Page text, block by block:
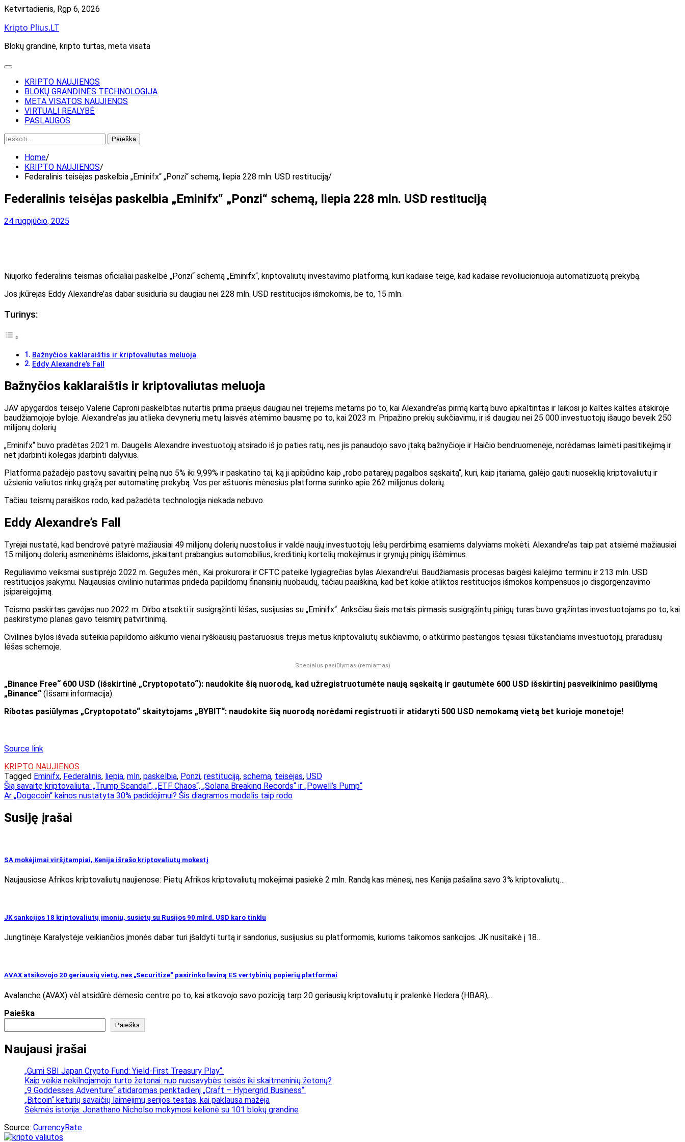
Skip
content
Ketvirtadienis, Rgp 6, 2026
Kripto Plius.LT
Blokų grandinė, kripto turtas, meta visata
KRIPTO NAUJIENOS
BLOKŲ GRANDINĖS TECHNOLOGIJA
META VISATOS NAUJIENOS
VIRTUALI REALYBĖ
PASLAUGOS
Ieškoti:
Home
KRIPTO NAUJIENOS
Federalinis teisėjas paskelbia „Eminifx“ „Ponzi“ schemą, liepia 228 mln. USD restituciją
Federalinis teisėjas paskelbia „Eminifx“ „Ponzi“ schemą, liepia 228 mln. USD restituciją
24 rugpjūčio, 2025
Niujorko federalinis teismas oficialiai paskelbė „Ponzi“ schemą „Eminifx“, kriptovaliutų investavimo platformą, kuri kadaise teigė, kad kadaise revoliucionuoja automatizuotą prekybą.
Jos įkūrėjas Eddy Alexandre’as dabar susiduria su daugiau nei 228 mln. USD restitucijos išmokomis, be to, 15 mln.
Turinys:
Bažnyčios kaklaraištis ir kriptovaliutas meluoja
Eddy Alexandre’s Fall
Bažnyčios kaklaraištis ir kriptovaliutas meluoja
JAV apygardos teisėjo Valerie Caproni paskelbtas nutartis priima praėjus daugiau nei trejiems metams po to, kai Alexandre’as pirmą kartą buvo apkaltintas ir laikosi jo kaltės kaltės atskiroje
baudžiamojoje byloje. Alexandre’as jau atlieka devynerių metų laisvės atėmimo bausmę po to, kai 2023 m. Pripažino prekių sukčiavimu, ir iš daugiau nei 25 000 investuotojų išaugo beveik 250
milijonų dolerių.
„Eminifx“ buvo pradėtas 2021 m. Daugelis Alexandre investuotojų atsirado iš jo paties ratų, nes jis panaudojo savo įtaką bažnyčioje ir Haičio bendruomenėje, norėdamas laimėti pasitikėjimą ir
net įdarbinti kolegas įdarbinti dalyvius.
Platforma pažadėjo pastovų savaitinį pelną nuo 5% iki 9,99% ir paskatino tai, ką ji apibūdino kaip „robo patarėjų pagalbos sąskaitą“, kuri, kaip įtariama, galėjo gauti nuoseklią kriptovaliutų ir
užsienio valiutos rinkų grąžą per automatinę prekybą. Vos per aštuonis mėnesius platforma surinko apie 262 milijonus dolerių.
Tačiau teismų paraiškos rodo, kad pažadėta technologija niekada nebuvo.
Eddy Alexandre’s Fall
Tyrėjai nustatė, kad bendrovė patyrė mažiausiai 49 milijonų dolerių nuostolius ir valdė naujų investuotojų lėšų perdirbimą esamiems dalyviams mokėti. Alexandre’as taip pat atsiėmė mažiausiai
15 milijonų dolerių asmeninėms išlaidoms, įskaitant prabangius automobilius, kreditinių kortelių mokėjimus ir grynųjų pinigų išėmimus.
Reguliavimo veiksmai sustiprėjo 2022 m. Gegužės mėn., Kai prokurorai ir CFTC pateikė lygiagrečias bylas Alexandre’ui. Baudžiamasis procesas baigėsi kalėjimo terminu ir 213 mln. USD
restitucijos įsakymu. Naujausias civilinio nutarimas prideda papildomų finansinių nuobaudų, tačiau paaiškina, kad bet kokie atliktos restitucijos išmokos kompensuos jo disgorgenzavimo
įsipareigojimą.
Teismo paskirtas gavėjas nuo 2022 m. Dirbo atsekti ir susigrąžinti lėšas, susijusias su „Eminifx“. Anksčiau šiais metais pirmasis susigrąžintų pinigų turas buvo grąžintas investuotojams po to, kai
paskirstymo planas gavo teisminį patvirtinimą.
Civilinės bylos išvada suteikia papildomo aiškumo vienai ryškiausių pastaruosius trejus metus kriptovaliutų sukčiavimo, o atkūrimo pastangos tęsiasi tūkstančiams investuotojų, praradusių
lėšas schemoje.
Specialus pasiūlymas (remiamas)
„Binance Free“ 600 USD (išskirtinė „Cryptopotato“): naudokite šią nuorodą, kad užregistruotumėte naują sąskaitą ir gautumėte 600 USD išskirtinį pasveikinimo pasiūlymą
„Binance“ (Išsami informacija).
Ribotas pasiūlymas „Cryptopotato“ skaitytojams „BYBIT“: naudokite šią nuorodą norėdami registruoti ir atidaryti 500 USD nemokamą vietą bet kurioje monetoje!
Source link
KRIPTO NAUJIENOS
Tagged Eminifx, Federalinis, liepia, mln, paskelbia, Ponzi, restituciją, schemą, teisėjas, USD
Navigacija
tarp
įrašų
Šią savaitę kriptovaliuta: „Trump Scandal“, „ETF Chaos“, „Solana Breaking Records“ ir „Powell’s Pump“
Ar „Dogecoin“ kainos nustatyta 30% padidėjimui? Šis diagramos modelis taip rodo
Susiję įrašai
SA mokėjimai viršįtampiai, Kenija išrašo kriptovaliutų mokestį
Naujausiose Afrikos kriptovaliutų naujienose: Pietų Afrikos kriptovaliutų mokėjimai pasiekė 2 mln. Randą kas mėnesį, nes Kenija pašalina savo 3% kriptovaliutų…
JK sankcijos 18 kriptovaliutų įmonių, susietų su Rusijos 90 mlrd. USD karo tinklu
Jungtinėje Karalystėje veikiančios įmonės dabar turi įšaldyti turtą ir sandorius, susijusius su platformomis, kurioms taikomos sankcijos. JK nusitaikė į 18…
AVAX atsikovojo 20 geriausių vietų, nes „Securitize“ pasirinko laviną ES vertybinių popierių platformai
Avalanche (AVAX) vėl atsidūrė dėmesio centre po to, kai atkovojo savo poziciją tarp 20 geriausių kriptovaliutų ir pralenkė Hedera (HBAR),…
Paieška
Paieška
Naujausi įrašai
„Gumi SBI Japan Crypto Fund: Yield-First Treasury Play“.
Kaip veikia nekilnojamojo turto žetonai: nuo nuosavybės teisės iki skaitmeninių žetonų?
„9 Goddesses Adventure“ atidaromas penktadienį „Craft – Hypergrid Business“.
„Bitcoin“ keturių savaičių laimėjimų serijos testas, kai paklausa mažėja
Sėkmės istorija: Jonathano Nicholso mokymosi kelionė su 101 blokų grandine
Source: CurrencyRate